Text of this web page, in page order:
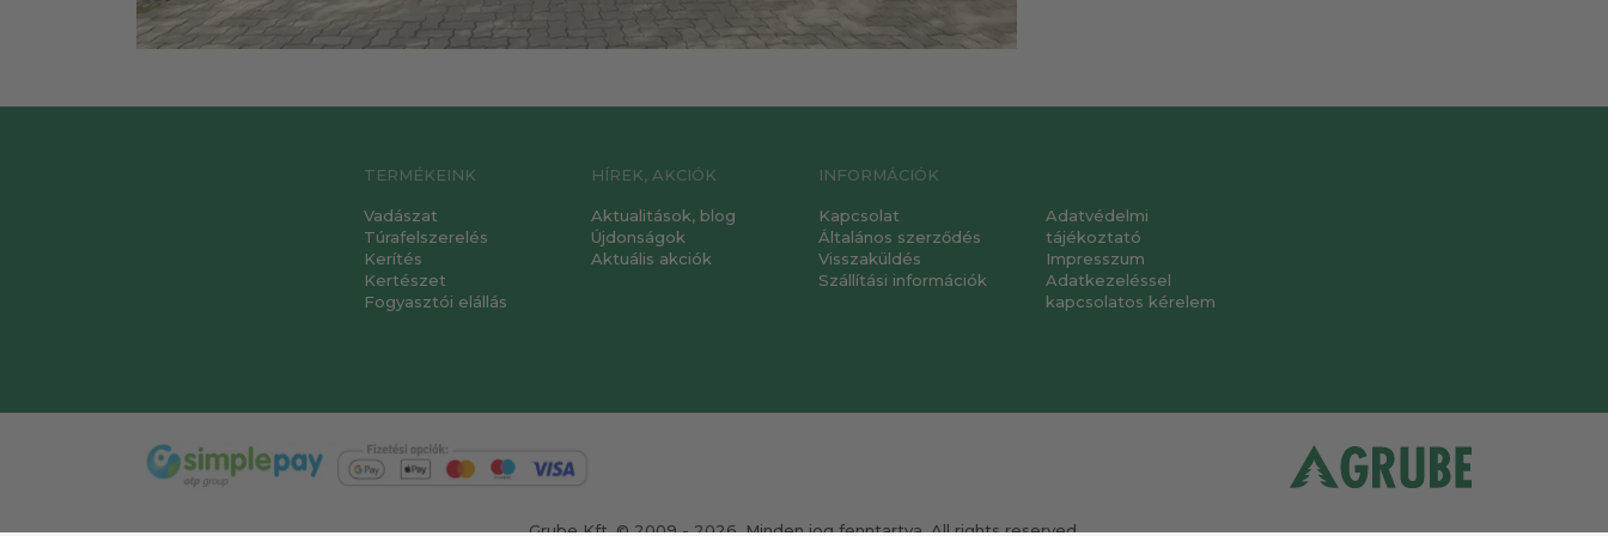
TERMÉKEINK
Vadászat
Túrafelszerelés
Kerítés
Kertészet
Fogyasztói elállás
HÍREK, AKCIÓK
Aktualitások, blog
Újdonságok
Aktuális akciók
INFORMÁCIÓK
Kapcsolat
Általános szerződés
Visszaküldés
Szállítási információk
Adatvédelmi
tájékoztató
Impresszum
Adatkezeléssel
kapcsolatos kérelem
Grube Kft. © 2009 - 2026. Minden jog fenntartva. All rights reserved.